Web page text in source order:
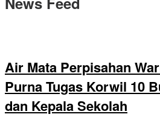
Air Mata Perpisahan
Purna Tugas Korwil 10
dan Kepala Sekolah